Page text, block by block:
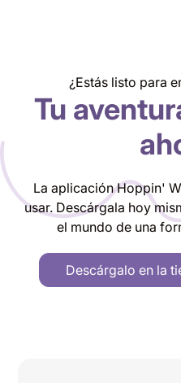
¿Estás listo para
Tu
La aplicación Hoppin'
usar. Descárgala hoy
el mundo de una
Descárgalo en la